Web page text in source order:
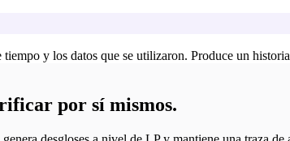
y los datos que se utilizaron. Produce un
por sí mismos.